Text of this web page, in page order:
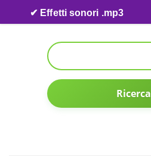
Skip to content
✔ Effetti sonori .mp3
Ricerca